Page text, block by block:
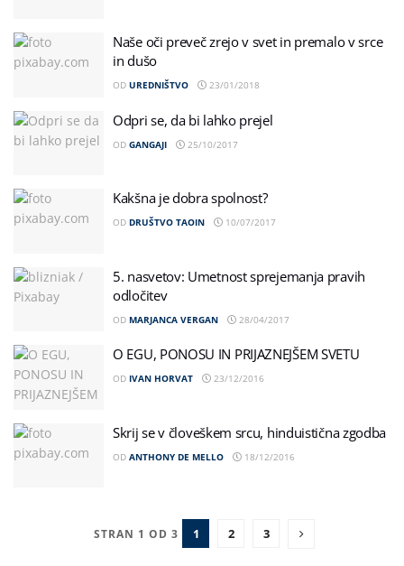
Naše oči preveč zrejo v svet in premalo v srce
in dušo
OD UREDNIŠTVO 23/01/2018
Odpri se, da bi lahko prejel
OD GANGAJI 25/10/2017
Kakšna je dobra spolnost?
OD DRUŠTVO TAOIN 10/07/2017
5. nasvetov: Umetnost sprejemanja pravih
odločitev
OD MARJANCA VERGAN 28/04/2017
O EGU, PONOSU IN PRIJAZNEJŠEM SVETU
OD IVAN HORVAT 23/12/2016
Skrij se v človeškem srcu, hinduistična zgodba
OD ANTHONY DE MELLO 18/12/2016
STRAN 1 OD 3 1 2 3